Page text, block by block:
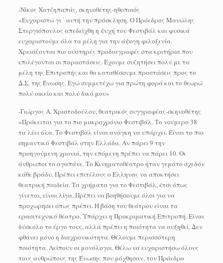
-Νίκος Χατζηπαπάς, σκηνοθέτης-ηθοποιός
«Ευχαριστώ γι ΄ αυτή την πρόσκληση. Ο Πρόεδρος Μανώλης
Στεργιόπουλος απεδείχθη η ψυχή του Φεστιβάλ και φυσικά
ευχαριστούμε όλα τα μέλη για την άψογη φιλοξενία.
Χρειάζονται πιο αυστηρές προδιαγραφές στα κριτήρια που
επιλέγονται οι παραστάσεις. Έχουμε συζητήσει πολύ με τα
μέλη της Επιτροπής και θα καταθέσουμε προστάσεις προς το
Δ.Σ. της Ένωσης. Εγώ συμμετέχω για πρώτη φορά και το θεωρώ
πολύ οικείο και πολύ δικό μου»
-Γιώργος Α. Χριστοδούλου, θεατρικός συγγραφέας-σκηνοθέτης
«Πρόκειται για το πιο μακροχρόνιο Φεστιβάλ. Το νούμερο 38
τα λέει όλα. Το Φεστιβάλ είναι ανάγκη να υπάρχει. Είναι το πιο
σημαντικό Φεστιβάλ στην Ελλάδα. Αν πάρει 9 την
προηγούμενη χρονιά, την επόμενη πρέπει να πάρει 10. Οι
άνθρωποι το αγαπάνε. Το Κινηματοθέατρο ήταν γεμάτο σχεδόν
κάθε βράδυ. Πρέπει επιτέλους ο Έλληνας να αποκτήσει
θεατρική παιδεία. Τα χρήματα για το Φεστιβάλ, έτσι όπως
γίνεται, είναι λίγα. Πρέπει να βοηθήσουμε όλοι για να
προχωρήσει όπως πρέπει. Η βάση του θεάτρου είναι τα
ερασιτεχνικό θέατρο. Υπάρχει η Προκριματική Επιτροπή. Είναι
δύσκολο το έργο τους, αλλά πρέπει η ποιότητα να αυξηθεί. Δεν
φθάνει μόνο η διαχρονικότητα. Θέλουμε περισσότερη
ποιότητα. Λείπουν οι μονόλογοι. Θέλω να ευχαριστήσω όλους
τους ανθρώπους της Ένωσης που μόχθησαν, τον Πρόεδρο